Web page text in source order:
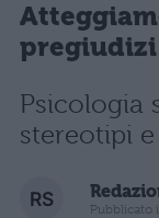
pregiudizi
Psicologia
stereotipi
Pubblicato